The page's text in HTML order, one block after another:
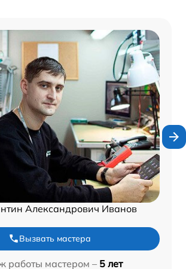
Александрович Иванов
Вызвать мастера
работы мастером – 5 лет